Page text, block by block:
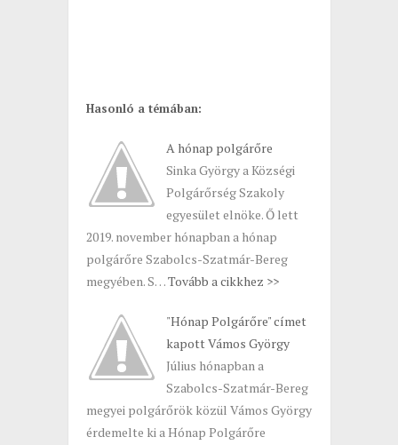
Hasonló a témában:
A hónap polgárőre
Sinka György a Községi
Polgárőrség Szakoly
egyesület elnöke. Ő lett
2019. november hónapban a hónap
polgárőre Szabolcs-Szatmár-Bereg
megyében. S…Tovább a cikkhez >>
"Hónap Polgárőre" címet
kapott Vámos György
Július hónapban a
Szabolcs-Szatmár-Bereg
megyei polgárőrök közül Vámos György
érdemelte ki a Hónap Polgárőre